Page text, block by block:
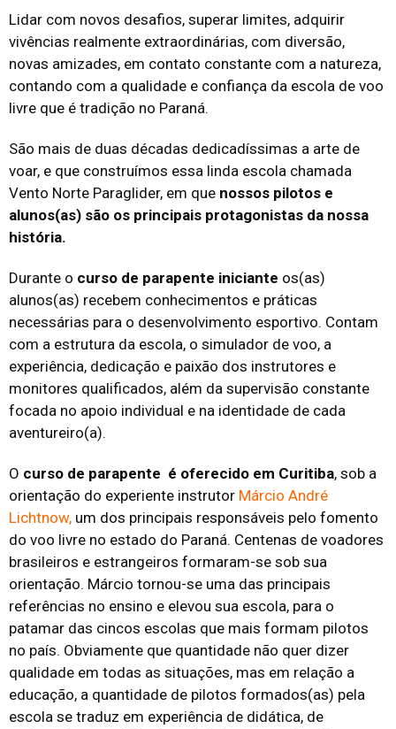
Lidar com novos desafios, superar limites, adquirir
vivências realmente extraordinárias, com diversão,
novas amizades, em contato constante com a natureza,
contando com a qualidade e confiança da escola de voo
livre que é tradição no Paraná.
São mais de duas décadas dedicadíssimas a arte de
voar, e que construímos essa linda escola chamada
Vento Norte Paraglider, em que nossos pilotos e
alunos(as) são os principais protagonistas da nossa
história.
Durante o curso de parapente iniciante os(as)
alunos(as) recebem conhecimentos e práticas
necessárias para o desenvolvimento esportivo. Contam
com a estrutura da escola, o simulador de voo, a
experiência, dedicação e paixão dos instrutores e
monitores qualificados, além da supervisão constante
focada no apoio individual e na identidade de cada
aventureiro(a).
O curso de parapente é oferecido em Curitiba, sob a
orientação do experiente instrutor Márcio André
Lichtnow, um dos principais responsáveis pelo fomento
do voo livre no estado do Paraná. Centenas de voadores
brasileiros e estrangeiros formaram-se sob sua
orientação. Márcio tornou-se uma das principais
referências no ensino e elevou sua escola, para o
patamar das cincos escolas que mais formam pilotos
no país. Obviamente que quantidade não quer dizer
qualidade em todas as situações, mas em relação a
educação, a quantidade de pilotos formados(as) pela
escola se traduz em experiência de didática, de